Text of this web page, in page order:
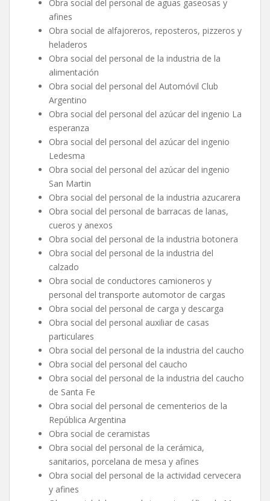
Obra social del personal de aguas gaseosas y
afines
Obra social de alfajoreros, reposteros, pizzeros y
heladeros
Obra social del personal de la industria de la
alimentación
Obra social del personal del Automóvil Club
Argentino
Obra social del personal del azúcar del ingenio La
esperanza
Obra social del personal del azúcar del ingenio
Ledesma
Obra social del personal del azúcar del ingenio
San Martin
Obra social del personal de la industria azucarera
Obra social del personal de barracas de lanas,
cueros y anexos
Obra social del personal de la industria botonera
Obra social del personal de la industria del
calzado
Obra social de conductores camioneros y
personal del transporte automotor de cargas
Obra social del personal de carga y descarga
Obra social del personal auxiliar de casas
particulares
Obra social del personal de la industria del caucho
Obra social del personal del caucho
Obra social del personal de la industria del caucho
de Santa Fe
Obra social del personal de cementerios de la
República Argentina
Obra social de ceramistas
Obra social del personal de la cerámica,
sanitarios, porcelana de mesa y afines
Obra social del personal de la actividad cervecera
y afines